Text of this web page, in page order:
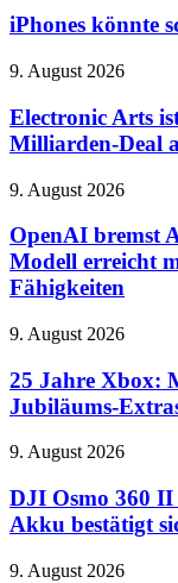
schon
Montag
werden
iPhones könnte
Electronic
ist
nicht
mehr
der
55-
Milliarden-
Deal
abgeschlossen
9. August 2026
Electronic Arts
Milliarden-Deal
OpenAI
Astra
Entwicklung:
Neues
KI-
erreicht
kritische
Cyber-
9. August 2026
OpenAI bremst
Modell erreicht
Fähigkeiten
25
Xbox:
Microsoft
verteilt
Jubiläums-
9. August 2026
25 Jahre Xbox:
Jubiläums-
DJI
360
II
zeigt
9. August 2026
DJI Osmo 360
Akku bestätigt
Insta360
9. August 2026